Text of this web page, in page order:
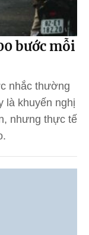
bước mỗi
nhắc thường
là khuyến nghị
nhưng thực tế